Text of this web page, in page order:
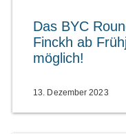
Das BYC
Finckh ab
möglich!
13. Dezember 2023